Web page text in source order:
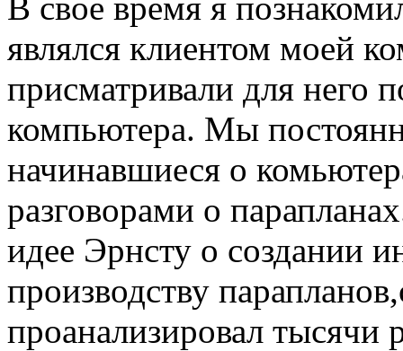
являлся клиентом моей
присматривали для него
компьютера. Мы
начинавшиеся о
разговорами о
идее Эрнсту о создании
производству
проанализировал тысячи